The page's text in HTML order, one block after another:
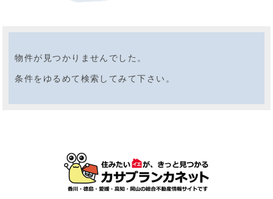
物件が見つかりませんでした。
条件をゆるめて検索してみて下さい。